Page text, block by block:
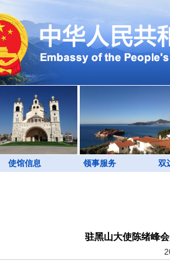
使馆信息 领事服务 双
驻黑山大使陈绪峰